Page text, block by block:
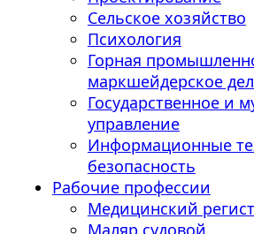
Сельское хозяйство
Психология
Горная
маркшейдерское
Государственное и
управление
Информационные
безопасность
Рабочие профессии
Медицинский
Маляр судовой